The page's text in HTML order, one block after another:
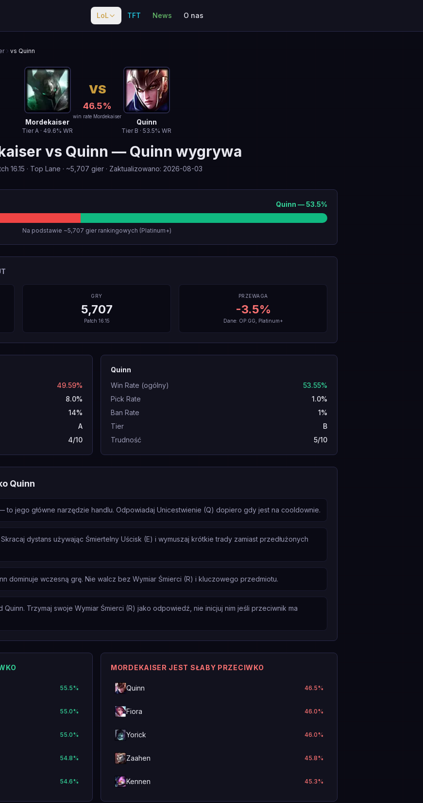
LoL TFT News O nas
vs Quinn
Mordekaiser
TierA · 49.6% WR
VS
46.5%
win rate Mordekaiser
Quinn
Tier B · 53.5% WR
vs Quinn — Quinn wygrywa
16.15 · Top Lane · ~5,707 gier · Zaktualizowano: 2026-08-03
Quinn —53.5%
Na podstawie ~5,707 gier rankingowych (Platinum+)
GRY
5,707
Patch 16.15
PRZEWAGA
-3.5%
Dane: OP.GG, Platinum+
49.59%
8.0%
14%
A
4/10
Quinn
Win Rate (ogólny)
53.55%
Pick Rate
1.0%
Ban Rate
1%
Tier
B
Trudność
5/10
Quinn
to jego główne narzędzie handlu. Odpowiadaj Unicestwienie (Q) dopiero gdy jest na cooldownie.
dystans używając Śmiertelny Uścisk (E) i wymuszaj krótkie trady zamiast przedłużonych
dominuje wczesną grę. Nie walcz bez Wymiar Śmierci (R) i kluczowego przedmiotu.
Quinn. Trzymaj swoje Wymiar Śmierci (R) jako odpowiedź, nie inicjuj nim jeśli przeciwnik ma
55.5%
55.0%
55.0%
54.8%
54.6%
MORDEKAISER JEST SŁABY PRZECIWKO
Quinn 46.5%
Fiora 46.0%
Yorick 46.0%
Zaahen 45.8%
Kennen 45.3%